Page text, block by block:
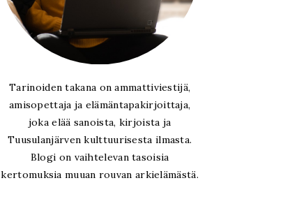
Tarinoiden takana on ammattiviestijä,
amisopettaja ja elämäntapakirjoittaja,
joka elää sanoista, kirjoista ja
Tuusulanjärven kulttuurisesta ilmasta.
Blogi on vaihtelevan tasoisia
kertomuksia muuan rouvan arkielämästä.